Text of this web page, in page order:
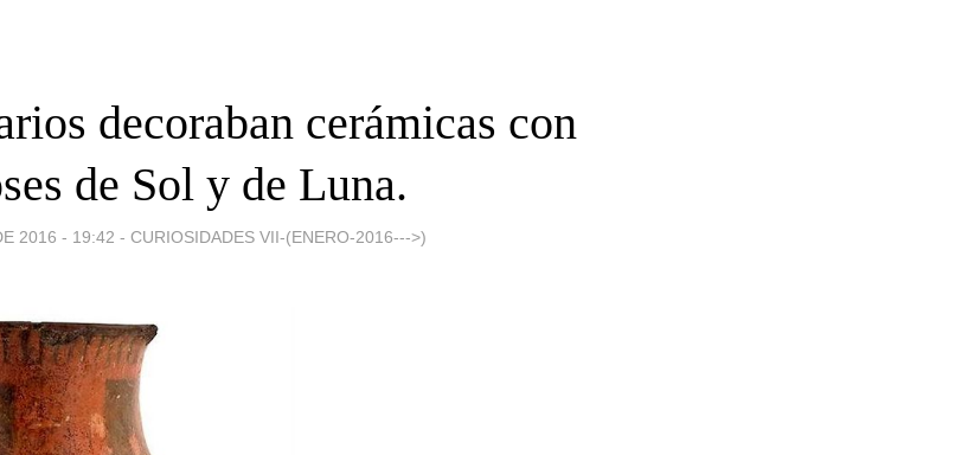
decoraban cerámicas con
de Sol y de Luna.
2016 - 19:42 - CURIOSIDADES VII-(ENERO-2016--->)